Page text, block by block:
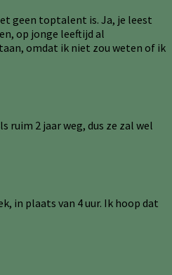
geen toptalent is. Ja, je leest
op jonge leeftijd al
omdat ik niet zou weten of ik
ruim 2 jaar weg, dus ze zal wel
in plaats van 4 uur. Ik hoop dat